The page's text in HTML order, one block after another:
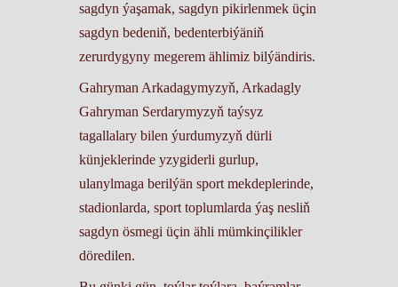
sagdyn ýaşamak, sagdyn pikirlenmek üçin
sagdyn bedeniň, bedenterbiýäniň
zerurdygyny megerem ählimiz bilýändiris.
Gahryman Arkadagymyzyň, Arkadagly
Gahryman Serdarymyzyň taýsyz
tagallalary bilen ýurdumyzyň dürli
künjeklerinde yzygiderli gurlup,
ulanylmaga berilýän sport mekdeplerinde,
stadionlarda, sport toplumlarda ýaş nesliň
sagdyn ösmegi üçin ähli mümkinçilikler
döredilen.